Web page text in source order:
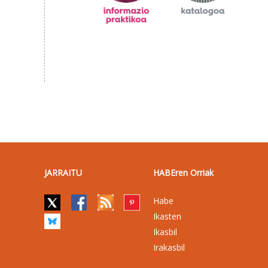
JARRAITU HABEren Orriak
Habe
Ikasten
Ikasbil
Irakasbil